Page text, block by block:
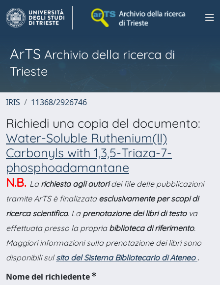
ArTS Archivio della ricerca di
Trieste
IRIS 11368/2926746
Richiedi una copia del documento:
Water-Soluble Ruthenium(II)
Carbonyls with 1,3,5-Triaza-7-
phosphoadamantane
N.B. La richiesta agli autoridei file delle pubblicazioni
tramite ArTS è finalizzata esclusivamente per scopi di
ricerca scientifica. La prenotazione dei libri di testova
effettuata presso la propria biblioteca di riferimento.
Maggiori informazioni sulla prenotazione dei libri sono
disponibili sul sito del Sistema Bibliotecario di Ateneo .
Nome del richiedente